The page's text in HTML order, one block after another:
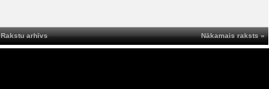
Nākamais raksts »
Rakstu arhīvs